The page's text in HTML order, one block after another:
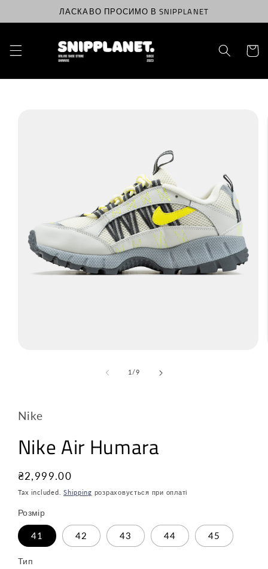
вмісту
ЛАСКАВО ПРОСИМО В SNIPPLANET
1 /з9
Nike
Nike Air Humara
Звичайна
ціна
₴2,999.00
Tax included.Shipping розраховується при оплаті
Розмір
41 42 43 44 45
Тип